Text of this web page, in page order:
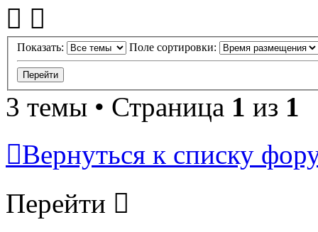
Показать: Поле сортировки:
3 темы • Страница 1 из 1
Вернуться к списку
Перейти